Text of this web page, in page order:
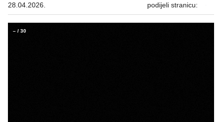
28.04.2026. podijeli stranicu:
– / 30